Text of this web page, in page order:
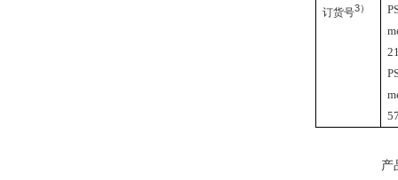
订货号3）
产